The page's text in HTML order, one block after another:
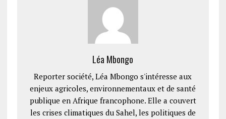
Léa Mbongo
Reporter société, Léa Mbongo s'intéresse aux
enjeux agricoles, environnementaux et de santé
publique en Afrique francophone. Elle a couvert
les crises climatiques du Sahel, les politiques de